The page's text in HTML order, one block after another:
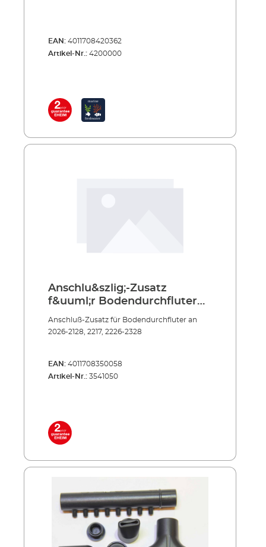
EAN: 4011708420362
Artikel-Nr.: 4200000
Anschlu&szlig;-Zusatz
f&uuml;r Bodendurchfluter
an 2026-2128, 2217, 2226-2328
Anschluß-Zusatz für Bodendurchfluter an
2026-2128, 2217, 2226-2328
EAN: 4011708350058
Artikel-Nr.: 3541050